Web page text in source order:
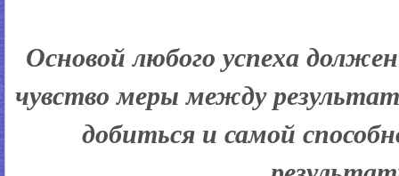
Основой любого успеха
чувство меры между
добиться и самой